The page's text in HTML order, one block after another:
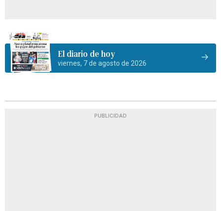
El diario de hoy
viernes, 7 de agosto de 2026
PUBLICIDAD